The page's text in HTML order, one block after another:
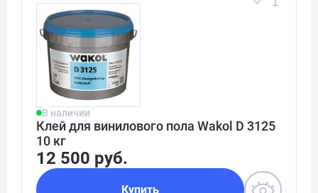
В наличии
Клей для винилового пола Wakol D 3125
10 кг
12 500 руб.
Купить